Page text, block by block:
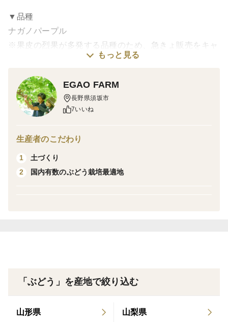
▼品種
ナガノパープル
※果皮の烈果が多発する品種のため、急きょ販売をキャ
ンセルさせていただく場合がございますのでご了承くだ
▼品種紹介
「皮むき種あり、ちょっと食べにくい巨峰」を解消する
ガノパープルは長野県須坂市で誕生したオリジナル品種
で、市場の約1%しかない希少品種です。
一房で赤ワイン1本分、巨峰の4倍ものポリフェノールを
1kg以上(2房)
もっと見る
EGAO FARM
長野県須坂市
7いいね
生産者のこだわり
1
土づくり
2
国内有数のぶどう栽培最適地
「ぶどう」を産地で絞り込む
山形県 山梨県